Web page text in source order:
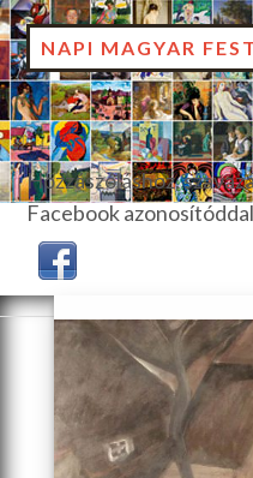
NAPI MAGYAR
Hozzászóláshoz,
Facebook azonosítóddal